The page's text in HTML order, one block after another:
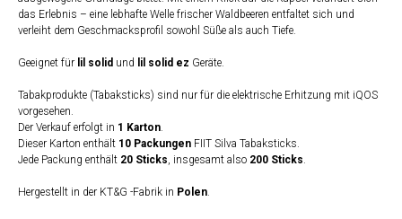
das Erlebnis – eine lebhafte Welle frischer Waldbeeren entfaltet sich und
verleiht dem Geschmacksprofil sowohl Süße als auch Tiefe.
Geeignet für lil solid und lil solid ez Geräte.
Tabakprodukte (Tabaksticks) sind nur für die elektrische Erhitzung mit iQOS
vorgesehen.
Der Verkauf erfolgt in 1 Karton.
Dieser Karton enthält 10 Packungen FIIT Silva Tabaksticks.
Jede Packung enthält 20 Sticks, insgesamt also 200 Sticks.
Hergestellt in der KT&G -Fabrik in Polen.